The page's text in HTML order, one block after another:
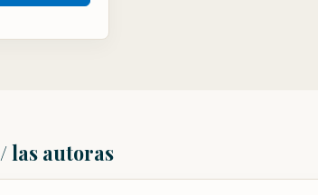
las autoras